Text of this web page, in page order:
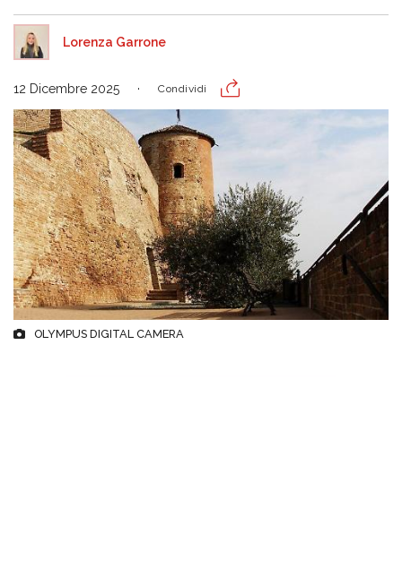
Lorenza Garrone
12 Dicembre 2025 Condividi
OLYMPUS DIGITAL CAMERA